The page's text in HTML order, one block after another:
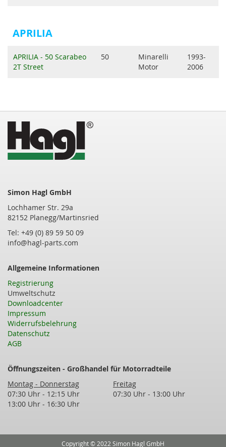
APRILIA
APRILIA - 50 Scarabeo
2T Street
50
Minarelli
Motor
1993-
2006
Simon Hagl GmbH
Lochhamer Str. 29a
82152 Planegg/Martinsried
Tel: +49 (0) 89 59 50 09
info@hagl-parts.com
Allgemeine Informationen
Registrierung
Umweltschutz
Downloadcenter
Impressum
Widerrufsbelehrung
Datenschutz
AGB
Öffnungszeiten - Großhandel für Motorradteile
Montag - Donnerstag
Freitag
07:30 Uhr - 12:15 Uhr
13:00 Uhr - 16:30 Uhr
07:30 Uhr - 13:00 Uhr
Copyright © 2022 Simon Hagl GmbH